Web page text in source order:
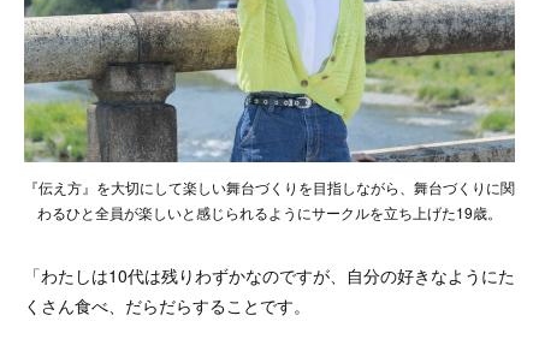
『伝え方』を大切にして楽しい舞台づくりを目指しながら、舞台づくりに関
わるひと全員が楽しいと感じられるようにサークルを立ち上げた19歳。
「わたしは10代は残りわずかなのですが、自分の好きなようにた
くさん食べ、だらだらすることです。